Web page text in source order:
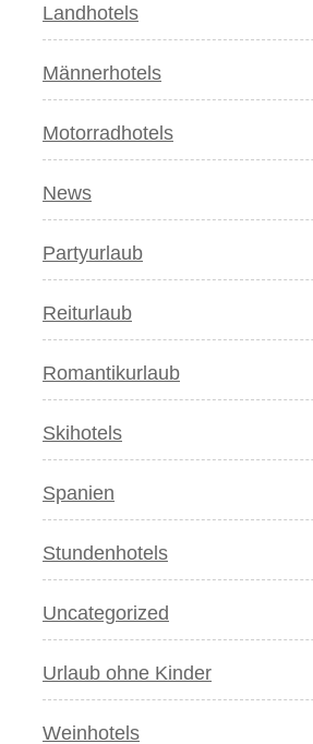
Landhotels
Männerhotels
Motorradhotels
News
Partyurlaub
Reiturlaub
Romantikurlaub
Skihotels
Spanien
Stundenhotels
Uncategorized
Urlaub ohne Kinder
Weinhotels